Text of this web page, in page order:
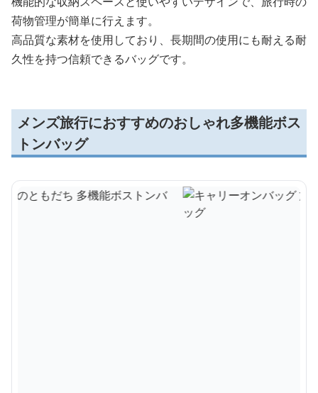
荷物管理が簡単に行えます。
高品質な素材を使用しており、長期間の使用にも耐える耐
久性を持つ信頼できるバッグです。
メンズ旅行におすすめのおしゃれ多機能ボス
トンバッグ